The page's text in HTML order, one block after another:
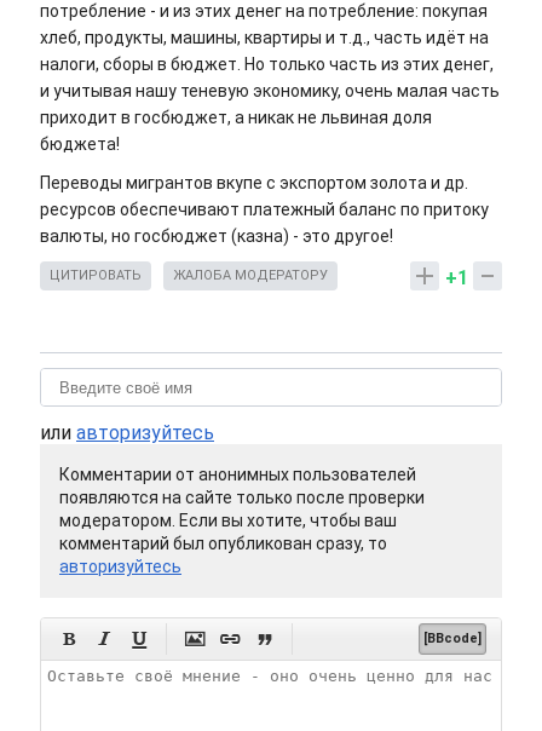
потребление - и из этих денег на потребление: покупая
хлеб, продукты, машины, квартиры и т.д., часть идёт на
налоги, сборы в бюджет. Но только часть из этих денег,
и учитывая нашу теневую экономику, очень малая часть
приходит в госбюджет, а никак не львиная доля
бюджета!
Переводы мигрантов вкупе с экспортом золота и др.
ресурсов обеспечивают платежный баланс по притоку
валюты, но госбюджет (казна) - это другое!
+1
ЦИТИРОВАТЬ ЖАЛОБА МОДЕРАТОРУ
или авторизуйтесь
Комментарии от анонимных пользователей
появляются на сайте только после проверки
модератором. Если вы хотите, чтобы ваш
комментарий был опубликован сразу, то
авторизуйтесь
      [BBcode]